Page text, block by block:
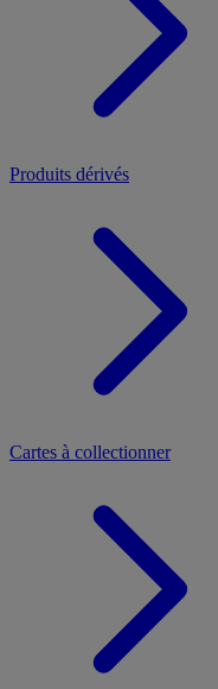
Produits dérivés
Cartes à collectionner